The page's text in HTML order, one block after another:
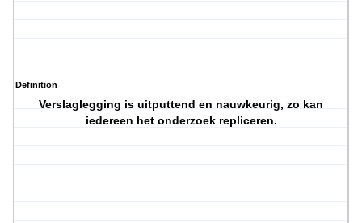
Definition
Verslaglegging is uitputtend en nauwkeurig, zo kan
iedereen het onderzoek repliceren.